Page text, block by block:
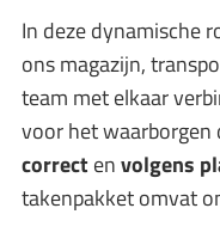
In deze dynamische
ons magazijn,
team met elkaar
voor het waarborgen
correct envolgens
takenpakket omvat